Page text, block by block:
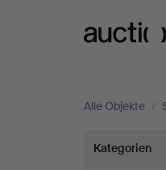
Alle Objekte /
Kategorien